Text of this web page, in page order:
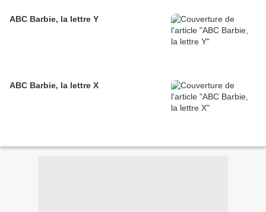
ABC Barbie, la lettre Y
ABC Barbie, la lettre X